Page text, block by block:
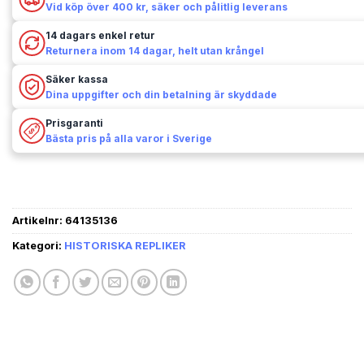
Vid köp över 400 kr, säker och pålitlig leverans
14 dagars enkel retur
Returnera inom 14 dagar, helt utan krångel
Säker kassa
Dina uppgifter och din betalning är skyddade
Prisgaranti
Bästa pris på alla varor i Sverige
Artikelnr: 64135136
Kategori: HISTORISKA REPLIKER